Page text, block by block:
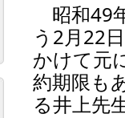
昭和49
う2月22
かけて元
約期限も
る井上先